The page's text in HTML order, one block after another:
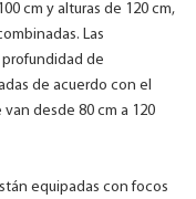
cm y alturas de 120 cm,
Las
de
de acuerdo con el
desde 80 cm a 120
equipadas con focos